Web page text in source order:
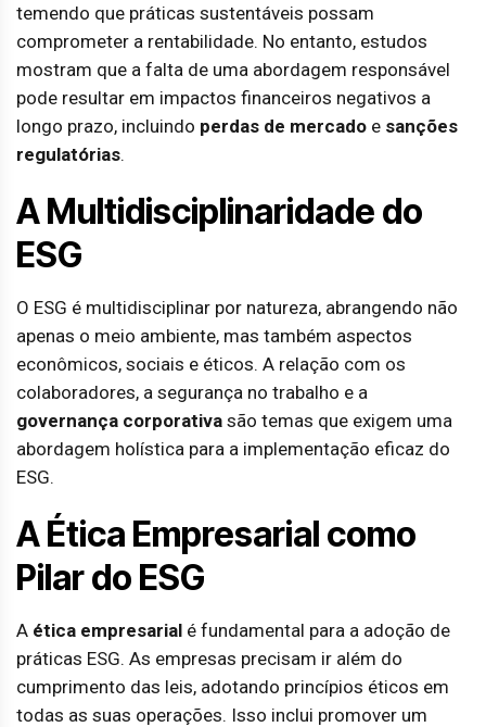
temendo que práticas sustentáveis possam
comprometer a rentabilidade. No entanto, estudos
mostram que a falta de uma abordagem responsável
pode resultar em impactos financeiros negativos a
longo prazo, incluindo perdas de mercado e sanções
regulatórias.
A Multidisciplinaridade do
ESG
O ESG é multidisciplinar por natureza, abrangendo não
apenas o meio ambiente, mas também aspectos
econômicos, sociais e éticos. A relação com os
colaboradores, a segurança no trabalho e a
governança corporativa são temas que exigem uma
abordagem holística para a implementação eficaz do
ESG.
A Ética Empresarial como
Pilar do ESG
A ética empresarial é fundamental para a adoção de
práticas ESG. As empresas precisam ir além do
cumprimento das leis, adotando princípios éticos em
todas as suas operações. Isso inclui promover um